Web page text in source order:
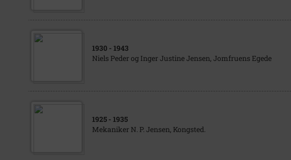
1930 - 1943
Niels Peder og Inger Justine Jensen, Jomfruens Egede
1925 - 1935
Mekaniker N. P. Jensen, Kongsted.